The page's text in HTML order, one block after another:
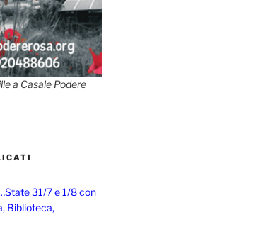
a Casale Podere
31/7 e 1/8 con
Biblioteca,